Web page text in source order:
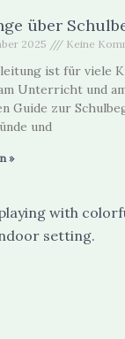
über
2025 Keine
ist für viele
Unterricht und
Guide zur
und
»